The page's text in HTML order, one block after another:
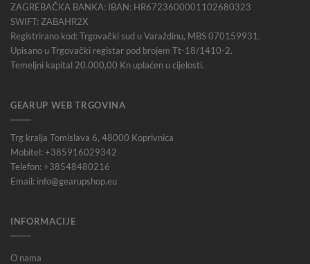
ZAGREBAČKA BANKA: IBAN: HR6723600001102680323
SWIFT: ZABAHR2X
Registrirano kod: Trgovački sud u Varaždinu, MBS 070159931.
Upisano u Trgovački registar pod brojem Tt-18/1410-2.
Temeljni kapital 20.000,00 Kn uplaćen u cijelosti.
GEARUP WEB TRGOVINA
Trg kralja Tomislava 6, 48000 Koprivnica
Mobitel: +385916029342
Telefon: +38548480216
Email: info@gearupshop.eu
INFORMACIJE
O nama